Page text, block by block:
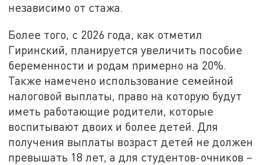
независимо от стажа.
Более того, с 2026 года, как отметил
Гиринский, планируется увеличить пособие
беременности и родам примерно на 20%.
Также намечено использование семейной
налоговой выплаты, право на которую будут
иметь работающие родители, которые
воспитывают двоих и более детей. Для
получения выплаты возраст детей не должен
превышать 18 лет, а для студентов-очников –